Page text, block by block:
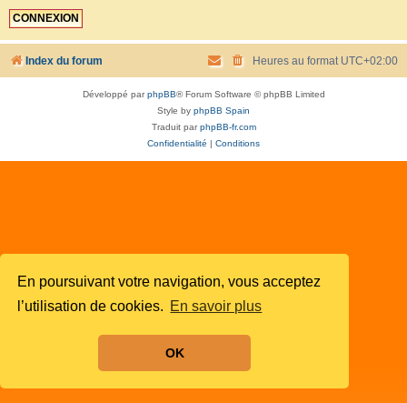
En poursuivant votre navigation, vous acceptez
l’utilisation de cookies. En savoir plus
OK
Index du forum Heures au format UTC+02:00
Développé parphpBB® Forum Software © phpBB Limited
Style by phpBB Spain
Traduit parphpBB-fr.com
Confidentialité
Conditions